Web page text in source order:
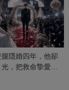
隱婚四年，他卻
，把救命摯愛當